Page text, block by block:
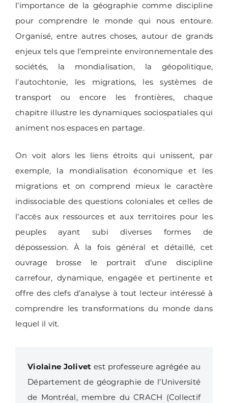
l’importance de la géographie comme discipline
pour comprendre le monde qui nous entoure.
Organisé, entre autres choses, autour de grands
enjeux tels que l’empreinte environnementale des
sociétés, la mondialisation, la géopolitique,
l’autochtonie, les migrations, les systèmes de
transport ou encore les frontières, chaque
chapitre illustre les dynamiques sociospatiales qui
animent nos espaces en partage.
On voit alors les liens étroits qui unissent, par
exemple, la mondialisation économique et les
migrations et on comprend mieux le caractère
indissociable des questions coloniales et celles de
l’accès aux ressources et aux territoires pour les
peuples ayant subi diverses formes de
dépossession. À la fois général et détaillé, cet
ouvrage brosse le portrait d’une discipline
carrefour, dynamique, engagée et pertinente et
offre des clefs d’analyse à tout lecteur intéressé à
comprendre les transformations du monde dans
lequel il vit.
Violaine Jolivet est professeure agrégée au
Département de géographie de l’Université
de Montréal, membre du CRACH (Collectif